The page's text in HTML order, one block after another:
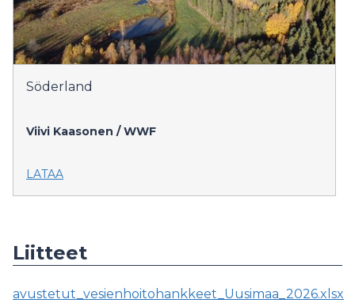
Söderland
Viivi Kaasonen / WWF
LATAA
Liitteet
avustetut_vesienhoitohankkeet_Uusimaa_2026.xlsx